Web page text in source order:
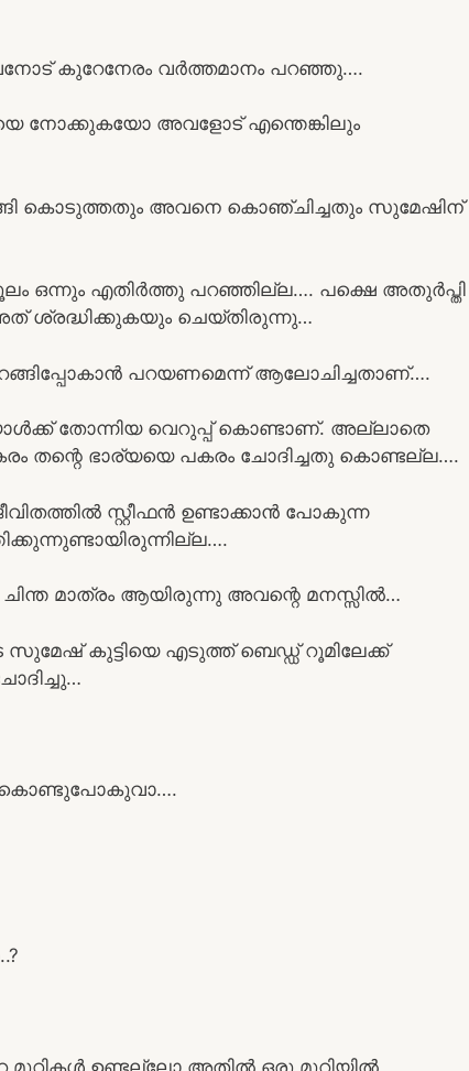
കുറേനേരം വർത്തമാനം പറഞ്ഞു….
നോക്കുകയോ അവളോട് എന്തെങ്കിലും
കൊടുത്തതും അവനെ കൊഞ്ചിച്ചതും സുമേഷിന്
ഒന്നും എതിർത്തു പറഞ്ഞില്ല…. പക്ഷെ അതുർപ്തി
ശ്രദ്ധിക്കുകയും ചെയ്തിരുന്നു…
പറയണമെന്ന് ആലോചിച്ചതാണ്….
തോന്നിയ വെറുപ്പ് കൊണ്ടാണ്. അല്ലാതെ
തന്റെ ഭാര്യയെ പകരം ചോദിച്ചതു കൊണ്ടല്ല….
സ്റ്റീഫൻ ഉണ്ടാക്കാൻ പോകുന്ന
മാത്രം ആയിരുന്നു അവന്റെ മനസ്സിൽ…
കുട്ടിയെ എടുത്ത് ബെഡ്ഡ് റൂമിലേക്ക്
കൊണ്ടുപോകുവാ….